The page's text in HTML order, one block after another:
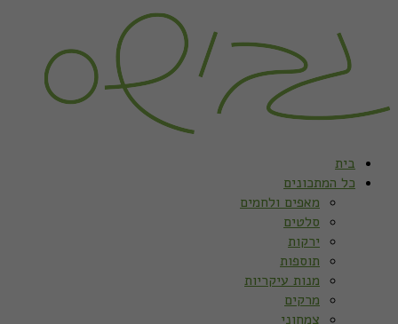
בית
כל המתכונים
מאפים ולחמים
סלטים
ירקות
תוספות
מנות עיקריות
מרקים
צמחוני